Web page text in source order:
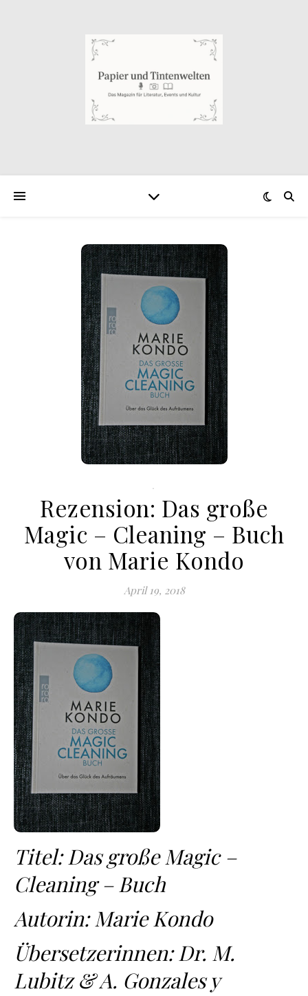
.
Rezension: Das große
Magic – Cleaning – Buch
von Marie Kondo
April 19, 2018
Titel: Das große Magic –
Cleaning – Buch
Autorin: Marie Kondo
Übersetzerinnen: Dr. M.
Lubitz & A. Gonzales y